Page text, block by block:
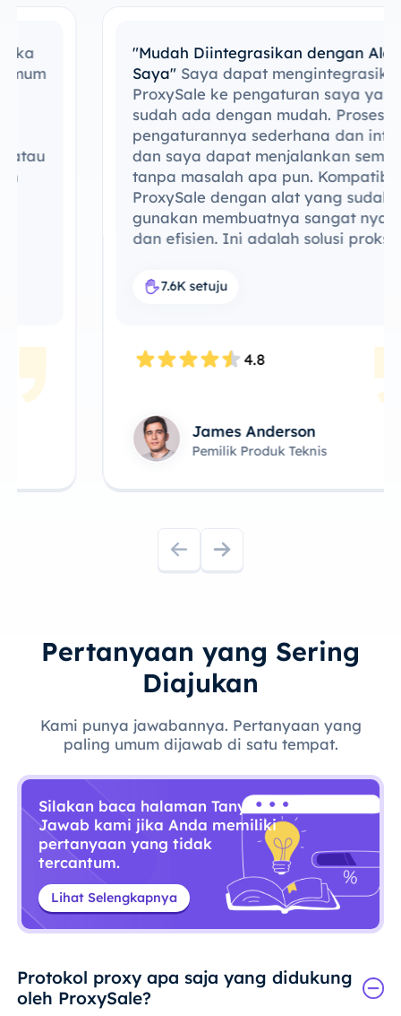
"Mudah Diintegrasikan dengan Alat
Saya dapat mengintegrasikan
ProxySale ke pengaturan saya yang
sudah ada dengan mudah. ​​Proses
pengaturannya sederhana dan intuitif,
dan saya dapat menjalankan semuanya
tanpa masalah apa pun. Kompatibilitas
ProxySale dengan alat yang sudah saya
gunakan membuatnya sangat nyaman
dan efisien. Ini adalah solusi proksi yang
4.8
James Anderson
Pemilik Produk Teknis
Pertanyaan yang Sering
Diajukan
Kami punya jawabannya. Pertanyaan yang
paling umum dijawab di satu tempat.
Silakan baca halaman Tanya
Jawab kami jika Anda memiliki
pertanyaan yang tidak
tercantum.
Lihat Selengkapnya
Protokol proxy apa saja yang didukung
oleh ProxySale?